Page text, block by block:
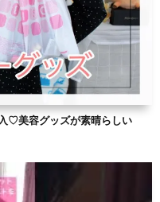
♡美容グッズが素晴らしい